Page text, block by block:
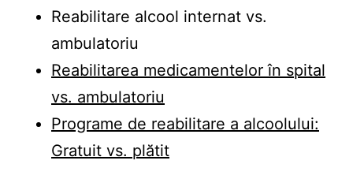
Reabilitare alcool internat vs.
ambulatoriu
Reabilitarea medicamentelor în spital
vs. ambulatoriu
Programe de reabilitare a alcoolului:
Gratuit vs. plătit